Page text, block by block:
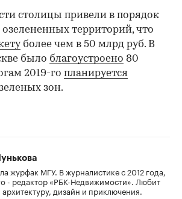
столицы привели в порядок
территорий, что
более чем в 50 млрд руб. В
было благоустроено 80
2019-го планируется
зон.
журфак МГУ. В журналистике с 2012 года,
- редактор «РБК-Недвижимости». Любит
дизайн и приключения.